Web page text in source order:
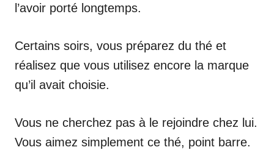
l’avoir porté longtemps.
Certains soirs, vous préparez du thé et
réalisez que vous utilisez encore la marque
qu’il avait choisie.
Vous ne cherchez pas à le rejoindre chez lui.
Vous aimez simplement ce thé, point barre.